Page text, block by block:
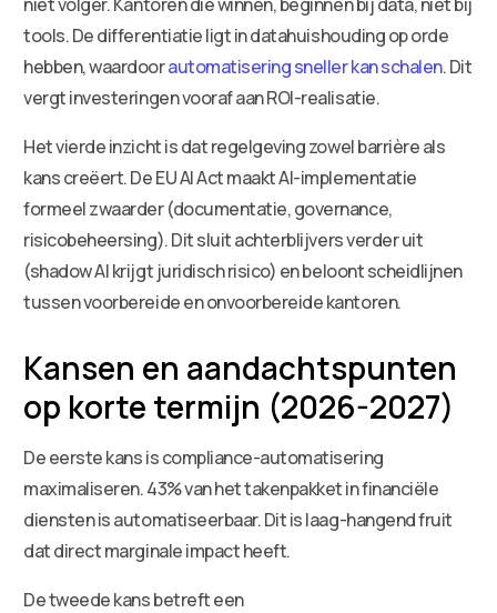
tools. De differentiatie ligt in datahuishouding op orde
hebben, waardoorautomatisering sneller kan schalen. Dit
vergt investeringen vooraf aan ROI-realisatie.
Het vierde inzicht is dat regelgeving zowel barrière als
kans creëert. De EU AI Act maakt AI-implementatie
formeel zwaarder (documentatie, governance,
risicobeheersing). Dit sluit achterblijvers verder uit
(shadow AI krijgt juridisch risico) en beloont scheidlijnen
tussen voorbereide en onvoorbereide kantoren.
Kansen en aandachtspunten
op korte termijn (2026-2027)
De eerste kans is compliance-automatisering
maximaliseren. 43% van het takenpakket in financiële
diensten is automatiseerbaar. Dit is laag-hangend fruit
dat direct marginale impact heeft.
De tweede kans betreft een